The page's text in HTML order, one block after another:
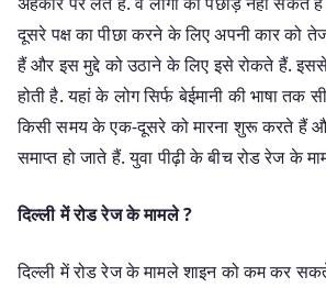
दूसरे पक्ष का पीछा करने के लिए अपनी कार को
हैं और इस मुद्दे को उठाने के लिए इसे रोकते हैं.
होती है. यहां के लोग सिर्फ बेईमानी की भाषा तक
किसी समय के एक-दूसरे को मारना शुरू करते हैं
समाप्त हो जाते हैं. युवा पीढ़ी के बीच रोड रेज के
दिल्ली में रोड रेज के मामले ?
दिल्ली में रोड रेज के मामले शाइन को कम कर